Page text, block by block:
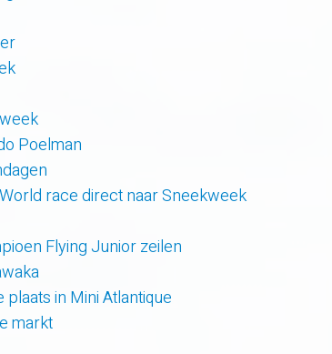
Poelman
race direct naar Sneekweek
Flying Junior zeilen
in Mini Atlantique
markt